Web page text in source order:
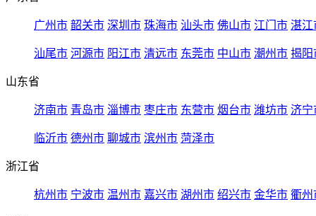
广州市 韶关市 深圳市 珠海市 汕头市 佛山市 江门市 湛江
汕尾市 河源市 阳江市 清远市 东莞市 中山市 潮州市 揭阳
山东省
济南市 青岛市 淄博市 枣庄市 东营市 烟台市 潍坊市 济宁
临沂市 德州市 聊城市 滨州市 菏泽市
浙江省
杭州市 宁波市 温州市 嘉兴市 湖州市 绍兴市 金华市 衢州